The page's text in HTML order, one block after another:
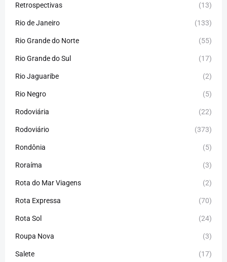
Retrospectivas (13)
Rio de Janeiro (133)
Rio Grande do Norte (55)
Rio Grande do Sul (17)
Rio Jaguaribe (2)
Rio Negro (5)
Rodoviária (22)
Rodoviário (373)
Rondônia (5)
Roraíma (3)
Rota do Mar Viagens (2)
Rota Expressa (70)
Rota Sol (24)
Roupa Nova (3)
Salete (17)